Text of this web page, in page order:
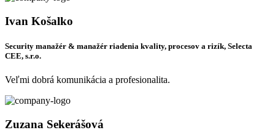
Ivan Košalko
Security manažér & manažér riadenia kvality, procesov a rizík, Selecta
CEE, s.r.o.
Veľmi dobrá komunikácia a profesionalita.
Zuzana Sekerášová